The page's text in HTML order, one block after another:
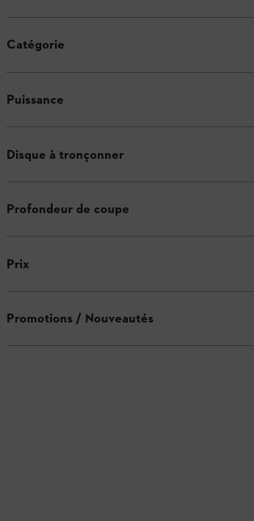
Catégorie
Puissance
Disque à tronçonner
Profondeur de coupe
Prix
Promotions / Nouveautés